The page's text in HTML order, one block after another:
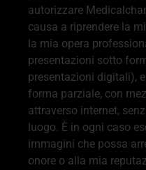
autorizzare
causa a riprendere la
la mia opera
presentazioni sotto
presentazioni digitali),
forma parziale, con
attraverso internet,
luogo. È in ogni caso
immagini che possa
onore o alla mia